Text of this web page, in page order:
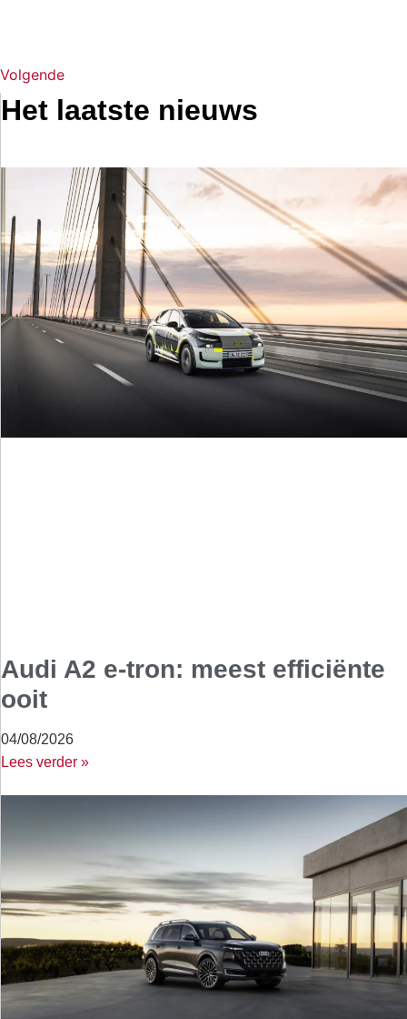
Volgende
Het laatste nieuws
Audi A2 e-tron: meest efficiënte
ooit
04/08/2026
Lees verder »